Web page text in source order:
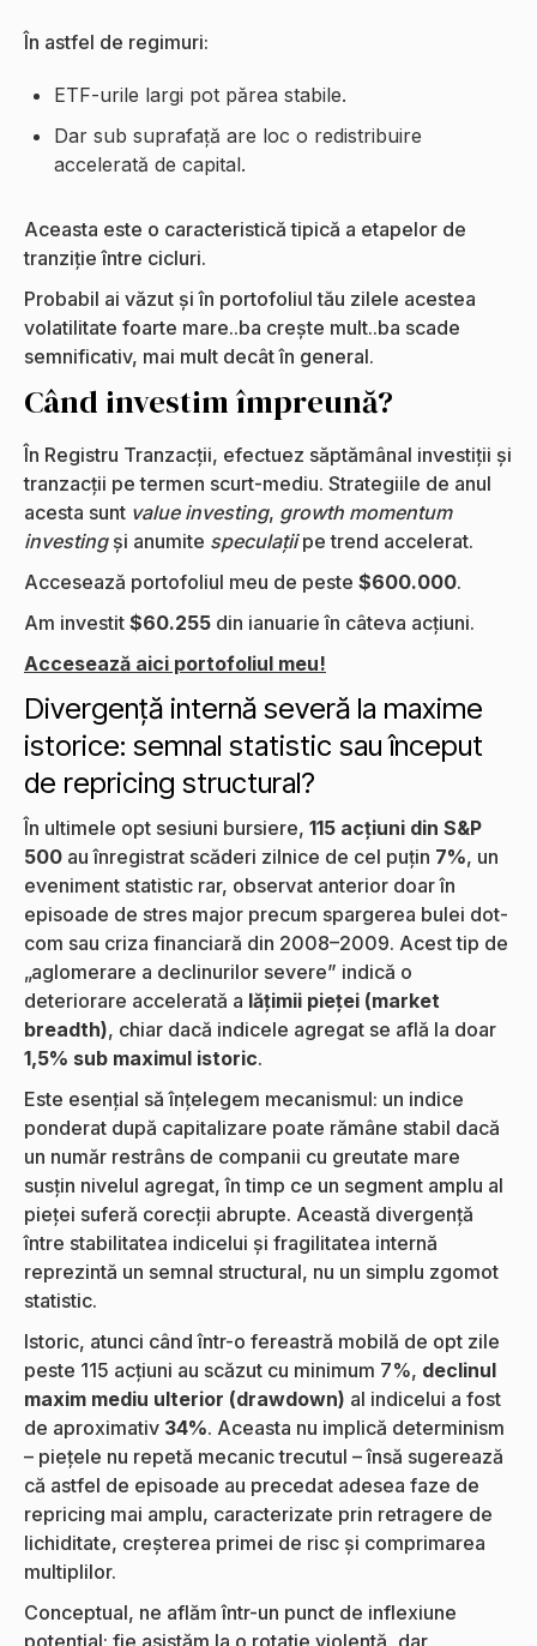
În astfel de regimuri:
ETF-urile largi pot părea stabile.
Dar sub suprafață are loc o redistribuire
accelerată de capital.
Aceasta este o caracteristică tipică a etapelor de
tranziție între cicluri.
Probabil ai văzut și în portofoliul tău zilele acestea
volatilitate foarte mare..ba crește mult..ba scade
semnificativ, mai mult decât în general.
Când investim împreună?
În Registru Tranzacții, efectuez săptămânal investiții și
tranzacții pe termen scurt-mediu. Strategiile de anul
acesta sunt value investing, growth momentum
investingși anumite speculațiipe trend accelerat.
Accesează portofoliul meu de peste $600.000.
Am investit $60.255 din ianuarie în câteva acțiuni.
Accesează aici portofoliul meu!
Divergență internă severă la maxime
istorice: semnal statistic sau început
de repricing structural?
În ultimele opt sesiuni bursiere, 115 acțiuni din S&P
500 au înregistrat scăderi zilnice de cel puțin 7%, un
eveniment statistic rar, observat anterior doar în
episoade de stres major precum spargerea bulei dot-
com sau criza financiară din 2008–2009. Acest tip de
„aglomerare a declinurilor severe” indică o
deteriorare accelerată a lățimii pieței (market
breadth), chiar dacă indicele agregat se află la doar
1,5% sub maximul istoric.
Este esențial să înțelegem mecanismul: un indice
ponderat după capitalizare poate rămâne stabil dacă
un număr restrâns de companii cu greutate mare
susțin nivelul agregat, în timp ce un segment amplu al
pieței suferă corecții abrupte. Această divergență
între stabilitatea indicelui și fragilitatea internă
reprezintă un semnal structural, nu un simplu zgomot
statistic.
Istoric, atunci când într-o fereastră mobilă de opt zile
peste 115 acțiuni au scăzut cu minimum 7%, declinul
maxim mediu ulterior (drawdown) al indicelui a fost
de aproximativ 34%. Aceasta nu implică determinism
– piețele nu repetă mecanic trecutul – însă sugerează
că astfel de episoade au precedat adesea faze de
repricing mai amplu, caracterizate prin retragere de
lichiditate, creșterea primei de risc și comprimarea
multiplilor.
Conceptual, ne aflăm într-un punct de inflexiune
potențial: fie asistăm la o rotație violentă, dar